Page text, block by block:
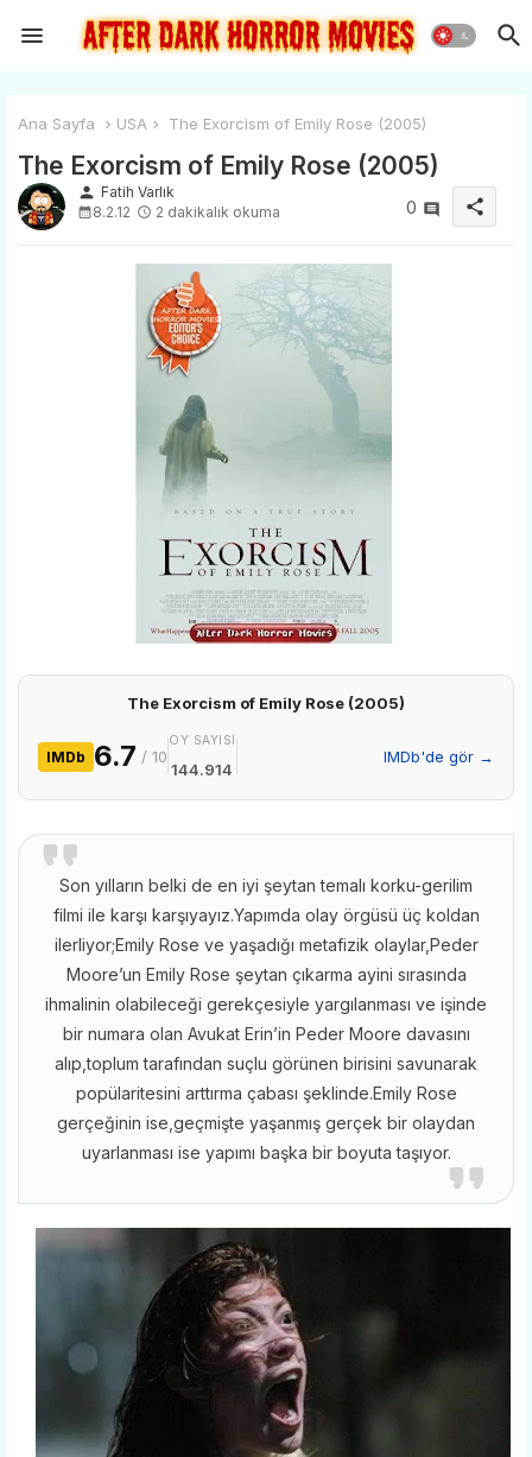
Ana Sayfa USA The Exorcism of Emily Rose (2005)
The Exorcism of Emily Rose (2005)
person Fatih Varlık
8.2.12
2 dakikalık okuma 0 share
The Exorcism of Emily Rose (2005)
IMDb 6.7 / 10
OY SAYISI
144.914
IMDb'de gör →
Son yılların belki de en iyi şeytan temalı korku-gerilim
filmi ile karşı karşıyayız.Yapımda olay örgüsü üç koldan
ilerliyor;Emily Rose ve yaşadığı metafizik olaylar,Peder
Moore’un Emily Rose şeytan çıkarma ayini sırasında
ihmalinin olabileceği gerekçesiyle yargılanması ve işinde
bir numara olan Avukat Erin’in Peder Moore davasını
alıp,toplum tarafından suçlu görünen birisini savunarak
popülaritesini arttırma çabası şeklinde.Emily Rose
gerçeğinin ise,geçmişte yaşanmış gerçek bir olaydan
uyarlanması ise yapımı başka bir boyuta taşıyor.